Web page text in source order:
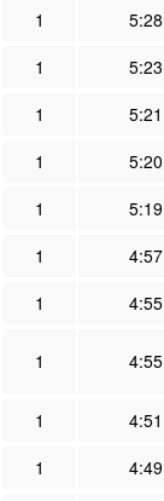
1
5:28
1
5:23
1
5:21
1
5:20
1
5:19
1
4:57
1
4:55
1 4:55
1
4:51
1
4:49